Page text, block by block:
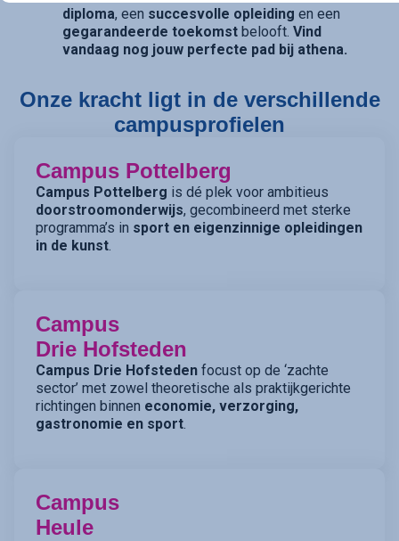
diploma, een succesvolle opleiding en een
gegarandeerde toekomst belooft.Vind
vandaag nog jouw perfecte pad bij athena.
Onze kracht ligt in de verschillende
campusprofielen
Campus Pottelberg
Campus Pottelberg is dé plek voor ambitieus
doorstroomonderwijs, gecombineerd met sterke
programma’s in sport en eigenzinnige opleidingen
in de kunst.
Campus
Drie Hofsteden
Campus Drie Hofsteden focust op de ‘zachte
sector’ met zowel theoretische als praktijkgerichte
richtingen binnen economie, verzorging,
gastronomie en sport.
Campus
Heule